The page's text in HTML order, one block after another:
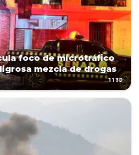
foco de microtráfico
mezcla de drogas
113D